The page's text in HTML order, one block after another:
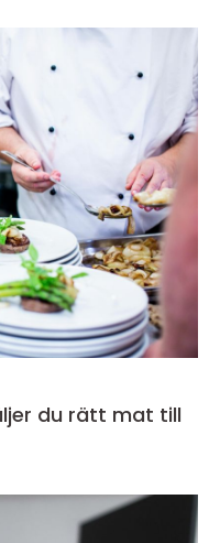
du rätt mat till